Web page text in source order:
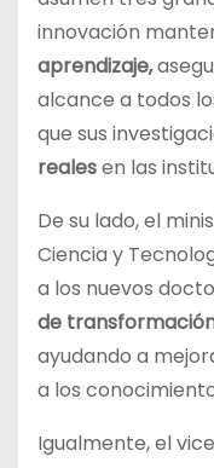
innovación
aprendizaje,
alcance a todos
que sus
realesen las
De su lado, el
Ciencia y
a los nuevos
de
ayudando a
a los
Igualmente, el